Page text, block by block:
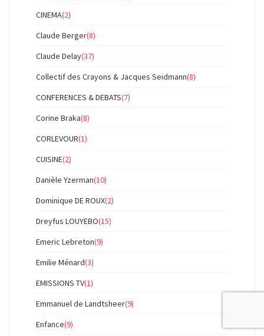
CINEMA(2)
Claude Berger(8)
Claude Delay(37)
Collectif des Crayons & Jacques Seidmann(8)
CONFERENCES & DEBATS(7)
Corine Braka(8)
CORLEVOUR(1)
CUISINE(2)
Danièle Yzerman(10)
Dominique DE ROUX(2)
Dreyfus LOUYEBO(15)
Emeric Lebreton(9)
Emilie Ménard(3)
EMISSIONS TV(1)
Emmanuel de Landtsheer(9)
Enfance(9)